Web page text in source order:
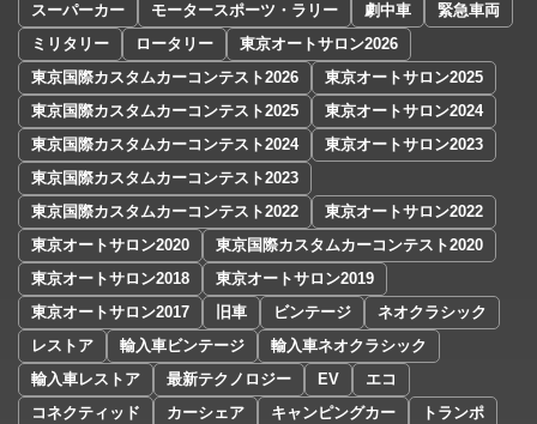
スーパーカー
モータースポーツ・ラリー 劇中車
緊急車両
ミリタリー
ロータリー
東京オートサロン2026
東京国際カスタムカーコンテスト2026
東京オートサロン2025
東京国際カスタムカーコンテスト2025
東京オートサロン2024
東京国際カスタムカーコンテスト2024
東京オートサロン2023
東京国際カスタムカーコンテスト2023
東京国際カスタムカーコンテスト2022
東京オートサロン2022
東京オートサロン2020
東京国際カスタムカーコンテスト2020
東京オートサロン2018
東京オートサロン2019
東京オートサロン2017
旧車 ビンテージ
ネオクラシック
レストア
輸入車ビンテージ
輸入車ネオクラシック
輸入車レストア
最新テクノロジー EV
エコ
コネクティッド
カーシェア キャンピングカー
トランポ